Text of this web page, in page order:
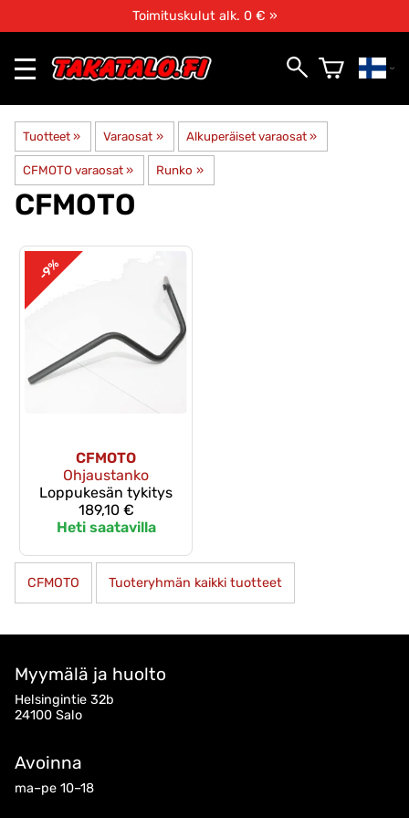
Toimituskulut alk. 0 € »
Tuotteet ‪» Varaosat ‪» Alkuperäiset varaosat ‪»
CFMOTO varaosat ‪» Runko ‪»
CFMOTO
-9%
CFMOTO
Ohjaustanko
Loppukesän tykitys
189,10 €
Heti saatavilla
CFMOTO Tuoteryhmän kaikki tuotteet
Myymälä ja huolto
Helsingintie 32b
24100 Salo
Avoinna
ma–pe 10–18